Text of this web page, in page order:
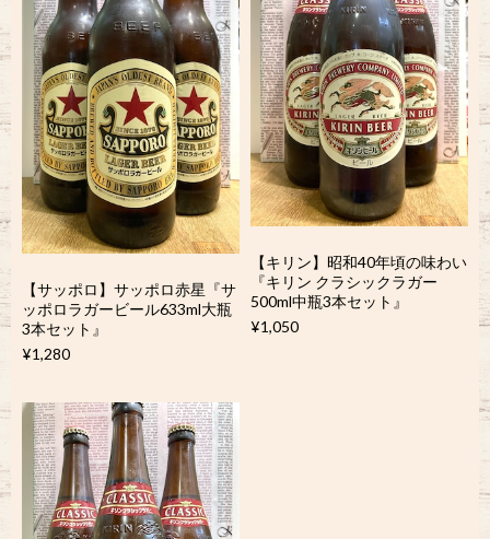
【サッポロ】サッポロ赤星『サ
ッポロラガービール633ml大瓶
3本セット』
¥1,280
【キリン】昭和40年頃の味わい
『キリン クラシックラガー
500ml中瓶3本セット』
¥1,050